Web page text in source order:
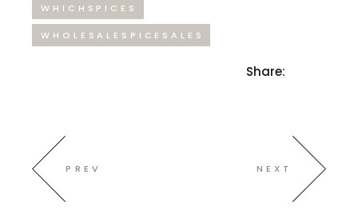
WHICHSPICES
WHOLESALESPICESALES
Share:
PREV NEXT